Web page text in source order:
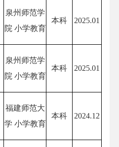
泉州师范学
院 小学教育
本科 2025.01
泉州师范学
院 小学教育
本科 2025.01
福建师范大
学 小学教育
本科 2024.12